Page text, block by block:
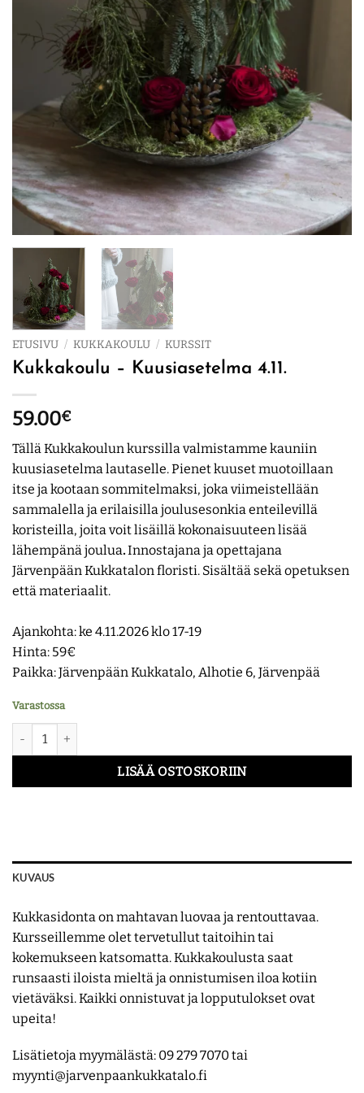
ETUSIVU / KUKKAKOULU / KURSSIT
Kukkakoulu – Kuusiasetelma 4.11.
59.00€
Tällä Kukkakoulun kurssilla valmistamme kauniin
kuusiasetelma lautaselle. Pienet kuuset muotoillaan
itse ja kootaan sommitelmaksi, joka viimeistellään
sammalella ja erilaisilla joulusesonkia enteilevillä
koristeilla, joita voit lisäillä kokonaisuuteen lisää
lähempänä joulua.Innostajana ja opettajana
Järvenpään Kukkatalon floristi. Sisältää sekä opetuksen
että materiaalit.
Ajankohta: ke 4.11.2026 klo 17-19
Hinta: 59€
Paikka: Järvenpään Kukkatalo, Alhotie 6, Järvenpää
Varastossa
Kukkakoulu - Kuusiasetelma 4.11. määrä
LISÄÄ OSTOSKORIIN
KUVAUS
Kukkasidonta on mahtavan luovaa ja rentouttavaa.
Kursseillemme olet tervetullut taitoihin tai
kokemukseen katsomatta. Kukkakoulusta saat
runsaasti iloista mieltä ja onnistumisen iloa kotiin
vietäväksi. Kaikki onnistuvat ja lopputulokset ovat
upeita!
Lisätietoja myymälästä: 09 279 7070 tai
myynti@jarvenpaankukkatalo.fi